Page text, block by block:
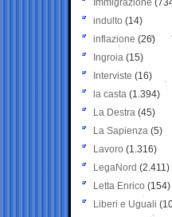
Immigrazione
indulto (14)
inflazione (26)
Ingroia (15)
Interviste (16)
la casta (1.394)
La Destra (45)
La Sapienza (5)
Lavoro (1.316)
LegaNord (2.411)
Letta Enrico (154)
Liberi e Uguali